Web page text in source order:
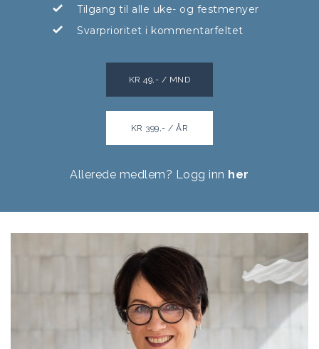
Tilgang til alle uke- og festmenyer
Svarprioritet i kommentarfeltet
KR 49,- / MND
KR 399,- / ÅR
Allerede medlem? Logg inn her